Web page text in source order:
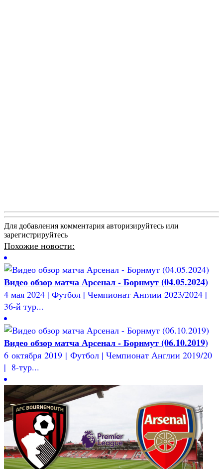
Для добавления комментария авторизируйтесь или
зарегистрируйтесь
Похожие новости:
Видео обзор матча Арсенал - Борнмут (04.05.2024)
4 мая 2024 | Футбол | Чемпионат Англии 2023/2024 |
36-й тур...
Видео обзор матча Арсенал - Борнмут (06.10.2019)
6 октября 2019 | Футбол | Чемпионат Англии 2019/20
| 8-тур...